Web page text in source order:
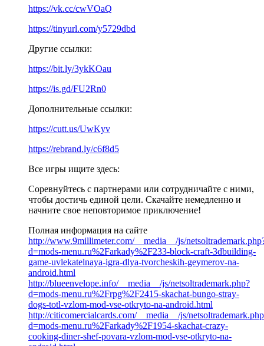
https://vk.cc/cwVOaQ
https://tinyurl.com/y5729dbd
Другие ссылки:
https://bit.ly/3ykKOau
https://is.gd/FU2Rn0
Дополнительные ссылки:
https://cutt.us/UwKyv
https://rebrand.ly/c6f8d5
Все игры ищите здесь:
Соревнуйтесь с партнерами или сотрудничайте с ними,
чтобы достичь единой цели. Скачайте немедленно и
начните свое неповторимое приключение!
Полная информация на сайте
http://www.9millimeter.com/__media__/js/
d=mods-menu.ru%2Farkady%2F233-block-craft-3dbuilding-
game-uvlekatelnaya-igra-dlya-tvorcheskih-geymerov-na-
android.html
http://blueenvelope.info/__media__/js/netsoltrademark.php?
d=mods-menu.ru%2Frpg%2F2415-skachat-bungo-stray-
dogs-totl-vzlom-mod-vse-otkryto-na-android.html
http://citicomercialcards.com/__media__/js/
d=mods-menu.ru%2Farkady%2F1954-skachat-crazy-
cooking-diner-shef-povara-vzlom-mod-vse-otkryto-na-